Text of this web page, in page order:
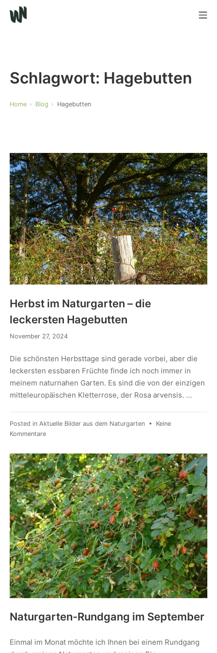
Schlagwort: Hagebutten
Home Blog Hagebutten
Herbst im Naturgarten – die
leckersten Hagebutten
November 27, 2024
Die schönsten Herbsttage sind gerade vorbei, aber die
leckersten essbaren Früchte finde ich noch immer in
meinem naturnahen Garten. Es sind die von der einzigen
mitteleuropäischen Kletterrose, der Rosa arvensis. …
Posted in Aktuelle Bilder aus dem Naturgarten • Keine
Kommentare
Naturgarten-Rundgang im September
Einmal im Monat möchte ich Ihnen bei einem Rundgang